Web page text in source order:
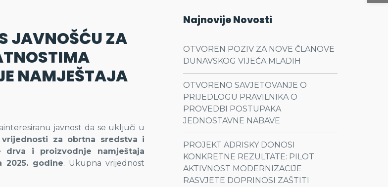
JAVNOŠĆU ZA
NAMJEŠTAJA
javnost da se uključi u
za obrtna sredstva i
drva i proizvodnje namještaja
2025. godine. Ukupna vrijednost
Najnovije Novosti
OTVOREN POZIV ZA NOVE ČLANOVE
DUNAVSKOG VIJEĆA MLADIH
OTVORENO SAVJETOVANJE O
PRIJEDLOGU PRAVILNIKA O
PROVEDBI POSTUPAKA
JEDNOSTAVNE NABAVE
PROJEKT ADRISKY DONOSI
KONKRETNE REZULTATE: PILOT
AKTIVNOST MODERNIZACIJE
RASVJETE DOPRINOSI ZAŠTITI